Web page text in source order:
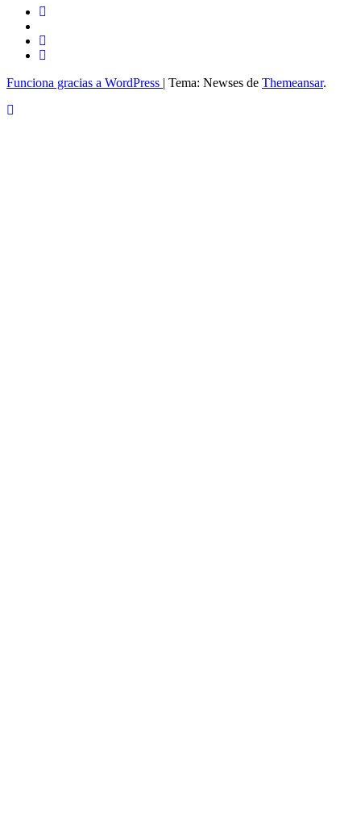
Funciona gracias a WordPress | Tema: Newses de Themeansar.